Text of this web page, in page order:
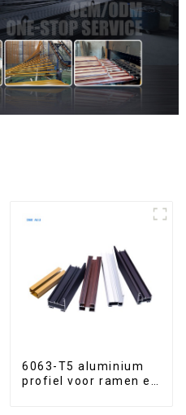
6063-T5 aluminium
profiel voor ramen en